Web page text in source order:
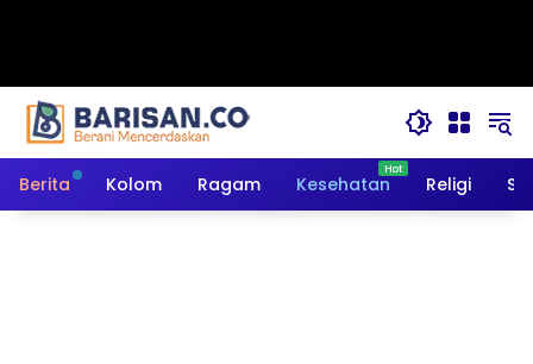
Berita Kolom Ragam Kesehatan Religi